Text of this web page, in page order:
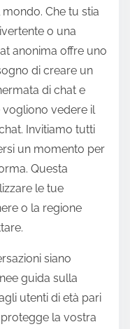
Che tu stia
o una
anonima offre uno
di creare un
di chat e
vogliono vedere il
Invitiamo tutti
un momento per
Questa
le tue
o la regione
siano
guida sulla
utenti di età pari
protegge la vostra